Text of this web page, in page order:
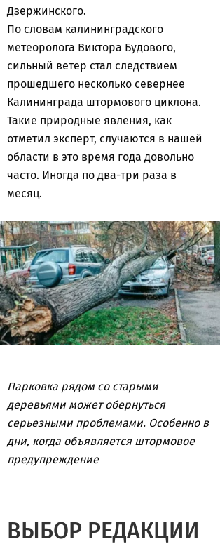
Дзержинского.
По словам калининградского
метеоролога Виктора Будового,
сильный ветер стал следствием
прошедшего несколько севернее
Калининграда штормового циклона.
Такие природные явления, как
отметил эксперт, случаются в нашей
области в это время года довольно
часто. Иногда по два-три раза в
месяц.
Парковка рядом со старыми
деревьями может обернуться
серьезными проблемами. Особенно в
дни, когда объявляется штормовое
предупреждение
ВЫБОР РЕДАКЦИИ